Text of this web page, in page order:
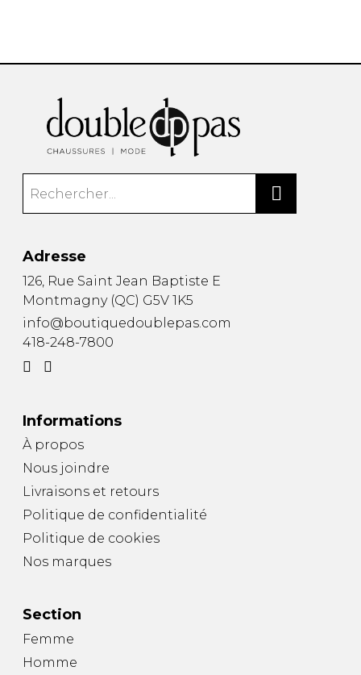
Adresse
126, Rue Saint Jean Baptiste E
Montmagny (QC) G5V 1K5
info@boutiquedoublepas.com
418-248-7800
Informations
À propos
Nous joindre
Livraisons et retours
Politique de confidentialité
Politique de cookies
Nos marques
Section
Femme
Homme